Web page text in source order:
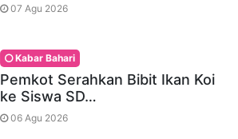
07 Agu 2026
Kabar Bahari
Pemkot Serahkan Bibit Ikan Koi
ke Siswa SD…
06 Agu 2026